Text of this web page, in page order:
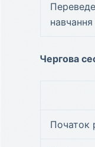
Чергова
Початок